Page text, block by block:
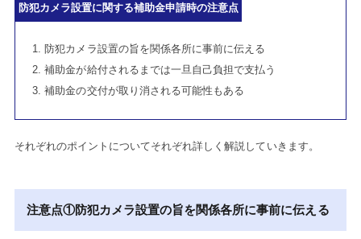
防犯カメラ設置に関する補助金申請時の注意点
防犯カメラ設置の旨を関係各所に事前に伝える
補助金が給付されるまでは一旦自己負担で支払う
補助金の交付が取り消される可能性もある
それぞれのポイントについてそれぞれ詳しく解説していきます。
注意点①防犯カメラ設置の旨を関係各所に事前に伝える